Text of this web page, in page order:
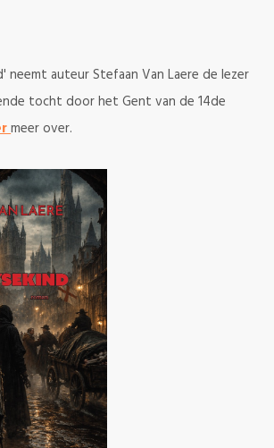
neemt auteur Stefaan Van Laere de lezer
tocht door het Gent van de 14de
meer over.